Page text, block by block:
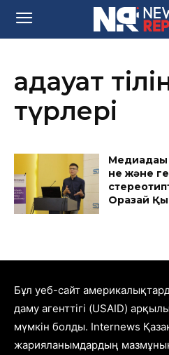
ғадауат
түрлері
Медиадағы
не және
Оразай
Бұл уеб-сайт
даму агенттігі (USAID)
мүмкін болды. Internews
жарияланымдардың